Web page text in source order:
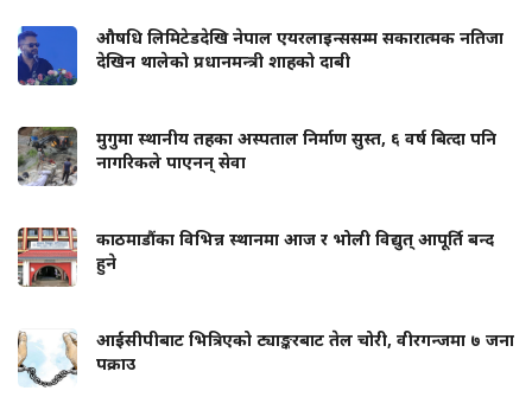
औषधि लिमिटेडदेखि नेपाल एयरलाइन्ससम्म सकारात्मक नतिजा
देखिन थालेको प्रधानमन्त्री शाहको दाबी
मुगुमा स्थानीय तहका अस्पताल निर्माण सुस्त, ६ वर्ष बित्दा पनि
नागरिकले पाएनन् सेवा
काठमाडौंका विभिन्न स्थानमा आज र भोली विद्युत् आपूर्ति बन्द
हुने
आईसीपीबाट भित्रिएको ट्याङ्करबाट तेल चोरी, वीरगन्जमा ७ जना
पक्राउ